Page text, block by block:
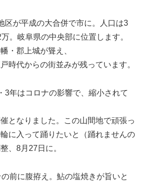
区が平成の大合併で市に。人口は3
。岐阜県の中央部に位置します。
・郡上城が聳え、
時代からの街並みが残っています。
3年はコロナの影響で、縮小されて
となりました。この山間地で頑張っ
に入って踊りたいと（踊れませんの
、8月27日に。
前に腹拵え。鮎の塩焼きが旨いと